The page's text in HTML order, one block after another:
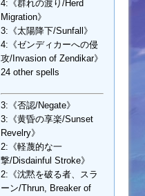
4:《群れの渡り/Herd
Migration》
3:《太陽降下/Sunfall》
4:《ゼンディカーへの侵
攻/Invasion of Zendikar》
24 other spells
3:《否認/Negate》
3:《黄昏の享楽/Sunset
Revelry》
2:《軽蔑的な一
撃/Disdainful Stroke》
2:《沈黙を破る者、スラ
ーン/Thrun, Breaker of